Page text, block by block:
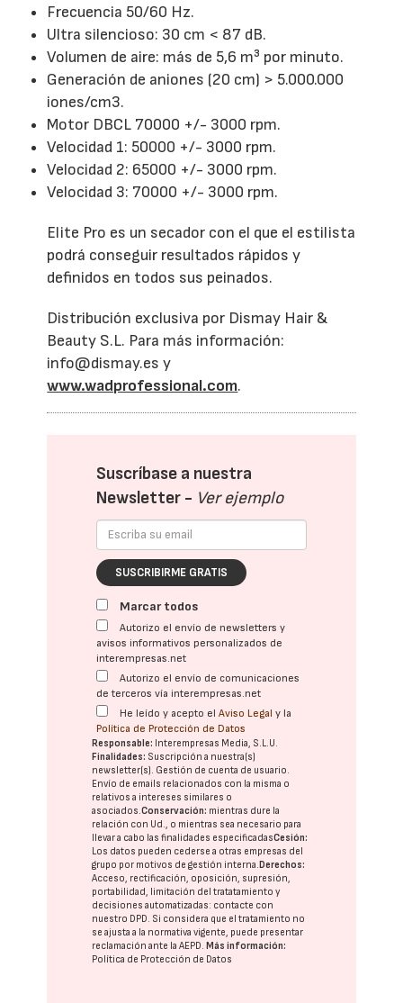
Frecuencia 50/60 Hz.
Ultra silencioso: 30 cm < 87 dB.
Volumen de aire: más de 5,6 m³ por minuto.
Generación de aniones (20 cm) > 5.000.000
iones/cm3.
Motor DBCL 70000 +/- 3000 rpm.
Velocidad 1: 50000 +/- 3000 rpm.
Velocidad 2: 65000 +/- 3000 rpm.
Velocidad 3: 70000 +/- 3000 rpm.
Elite Pro es un secador con el que el estilista
podrá conseguir resultados rápidos y
definidos en todos sus peinados.
Distribución exclusiva por Dismay Hair &
Beauty S.L. Para más información:
info@dismay.es y
www.wadprofessional.com.
Suscríbase a nuestra
Newsletter - Ver ejemplo
SUSCRIBIRME GRATIS
Marcar todos
Autorizo el envío de newsletters y
avisos informativos personalizados de
interempresas.net
Autorizo el envío de comunicaciones
de terceros vía interempresas.net
He leído y acepto elAviso Legal y la
Política de Protección de Datos
Responsable: Interempresas Media, S.L.U.
Finalidades: Suscripción a nuestra(s)
newsletter(s). Gestión de cuenta de usuario.
Envío de emails relacionados con la misma o
relativos a intereses similares o
asociados.Conservación: mientras dure la
relación con Ud., o mientras sea necesario para
llevar a cabo las finalidades especificadasCesión:
Los datos pueden cederse a otras empresas del
grupo por motivos de gestión interna.Derechos:
Acceso, rectificación, oposición, supresión,
portabilidad, limitación del tratatamiento y
decisiones automatizadas: contacte con
nuestro DPD. Si considera que el tratamiento no
se ajusta a la normativa vigente, puede presentar
reclamación ante laAEPD.Más información:
Política de Protección de Datos